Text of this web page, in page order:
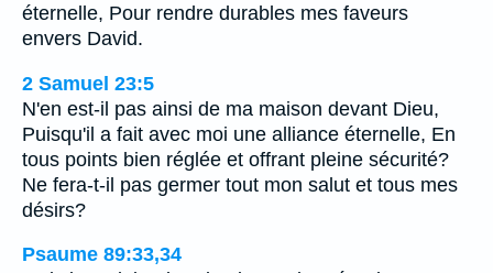
éternelle, Pour rendre durables mes faveurs
envers David.
2 Samuel 23:5
N'en est-il pas ainsi de ma maison devant Dieu,
Puisqu'il a fait avec moi une alliance éternelle, En
tous points bien réglée et offrant pleine sécurité?
Ne fera-t-il pas germer tout mon salut et tous mes
désirs?
Psaume 89:33,34